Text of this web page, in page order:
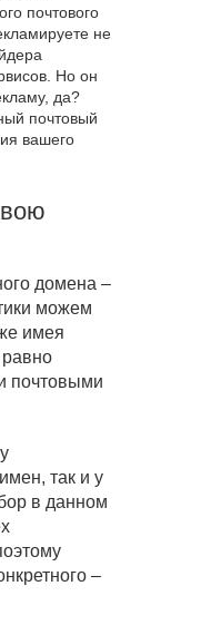
почтового
не
Но он
да?
почтовый
вашего
домена –
можем
имея
почтовыми
так и у
в данном
–